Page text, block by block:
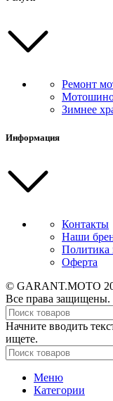
Ремонт
Зимнее
Информация
Контакты
Наши
Политика
Оферта
© GARANT.MOTO
Все права защищены.
Начните вводить
ищете.
Меню
Категории